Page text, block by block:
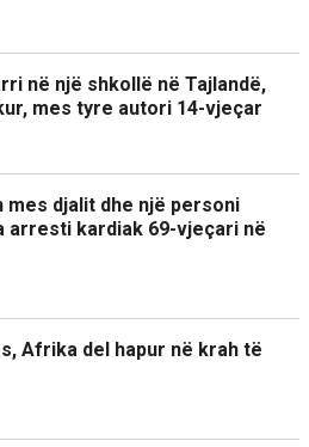
në një shkollë në Tajlandë,
mes tyre autori 14-vjeçar
djalit dhe një personi
arresti kardiak 69-vjeçari në
Afrika del hapur në krah të